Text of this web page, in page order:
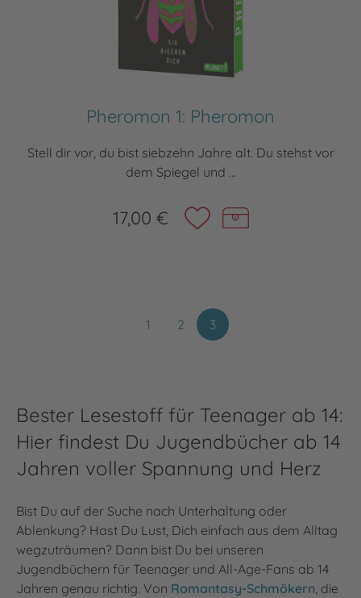
Pheromon 1: Pheromon
Stell dir vor, du bist siebzehn Jahre alt. Du stehst vor
dem Spiegel und ...
17,00 €
1 2 3
Bester Lesestoff für Teenager ab 14:
Hier findest Du Jugendbücher ab 14
Jahren voller Spannung und Herz
Bist Du auf der Suche nach Unterhaltung oder
Ablenkung? Hast Du Lust, Dich einfach aus dem Alltag
wegzuträumen? Dann bist Du bei unseren
Jugendbüchern für Teenager und All-Age-Fans ab 14
Jahren genau richtig. Von Romantasy-Schmökern , die